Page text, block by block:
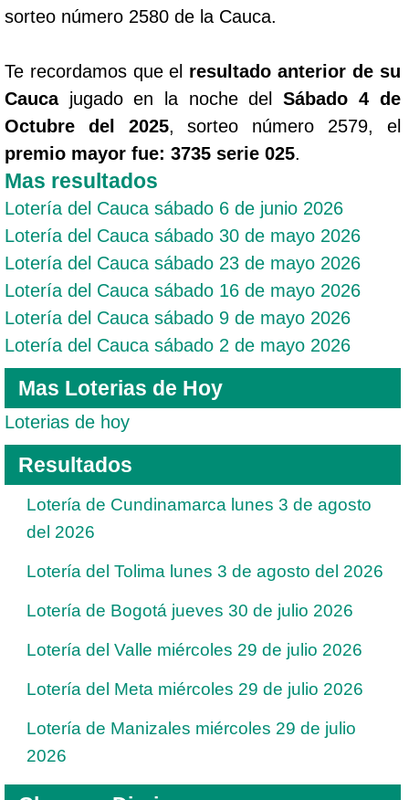
sorteo número 2580 de la Cauca.
Te recordamos que el resultado anterior de su
Caucajugado en la noche delSábado 4 de
Octubre del 2025, sorteo número 2579, el
premio mayor fue: 3735 serie 025.
Mas resultados
Lotería del Cauca sábado 6 de junio 2026
Lotería del Cauca sábado 30 de mayo 2026
Lotería del Cauca sábado 23 de mayo 2026
Lotería del Cauca sábado 16 de mayo 2026
Lotería del Cauca sábado 9 de mayo 2026
Lotería del Cauca sábado 2 de mayo 2026
Mas Loterias de Hoy
Loterias de hoy
Resultados
Lotería de Cundinamarca lunes 3 de agosto
del 2026
Lotería del Tolima lunes 3 de agosto del 2026
Lotería de Bogotá jueves 30 de julio 2026
Lotería del Valle miércoles 29 de julio 2026
Lotería del Meta miércoles 29 de julio 2026
Lotería de Manizales miércoles 29 de julio
2026